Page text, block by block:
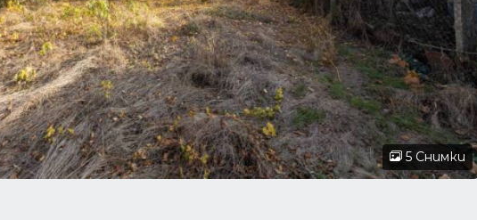
5 Снимки